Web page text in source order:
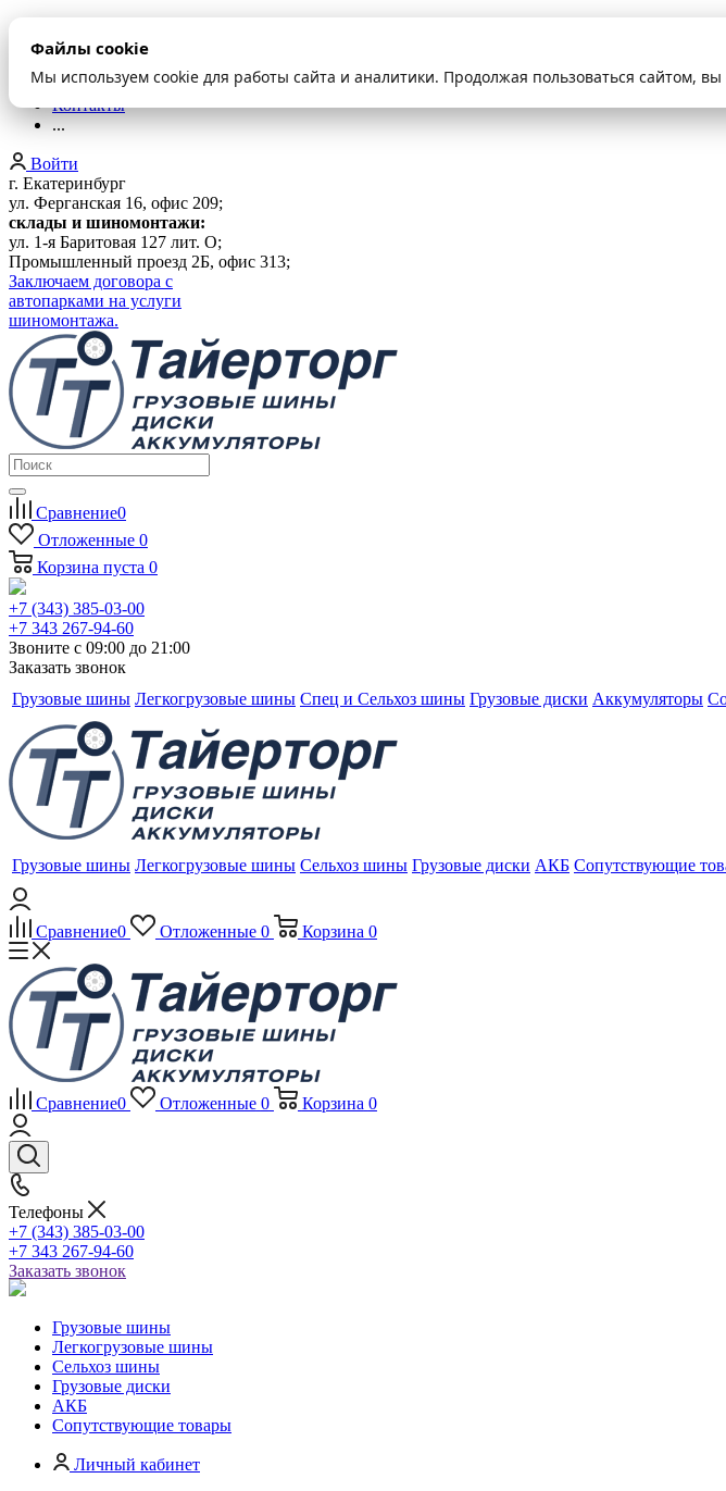
Файлы cookie
Мы используем cookie для работы сайта и аналитики. Продолжая пользоваться сайтом, вы
Оплата и доставка
Шиномонтаж
Контакты
...
Войти
г. Екатеринбург
ул. Ферганская 16, офис 209;
склады и шиномонтажи:
ул. 1-я Баритовая 127 лит. О;
Промышленный проезд 2Б, офис 313;
Заключаем договора с
автопарками на услуги
шиномонтажа.
Сравнение0
Отложенные 0
Корзина пуста 0
+7 (343) 385-03-00
+7 343 267-94-60
Звоните с 09:00 до 21:00
Заказать звонок
Грузовые шины Легкогрузовые шины Спец и Сельхоз шины Грузовые диски Аккумуляторы
Грузовые шины Легкогрузовые шины Сельхоз шины Грузовые диски АКБ Сопутствующие
Сравнение0 Отложенные 0 Корзина 0
Сравнение0 Отложенные 0 Корзина 0
Телефоны
+7 (343) 385-03-00
+7 343 267-94-60
Заказать звонок
Грузовые шины
Легкогрузовые шины
Сельхоз шины
Грузовые диски
АКБ
Сопутствующие товары
Личный кабинет